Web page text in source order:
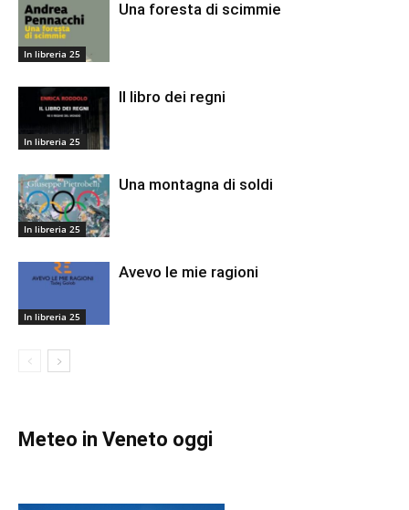
In libreria 25
Una foresta di scimmie
In libreria 25
Il libro dei regni
In libreria 25
Una montagna di soldi
In libreria 25
Avevo le mie ragioni
Meteo in Veneto oggi